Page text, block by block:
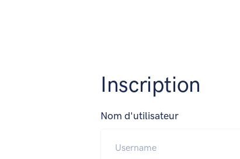
Inscription
Nom d'utilisateur